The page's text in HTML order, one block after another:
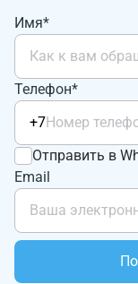
Имя*
Телефон*
+7
Отправить в
Email